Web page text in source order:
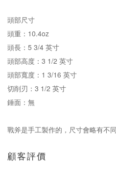
頭部尺寸
頭重：10.4oz
頭長：5 3/4 英寸
頭部高度：3 1/2 英寸
頭部寬度：1 3/16 英寸
切削刃：3 1/2 英寸
錘面：無
戰斧是手工製作的，尺寸會略有不同
顧客評價